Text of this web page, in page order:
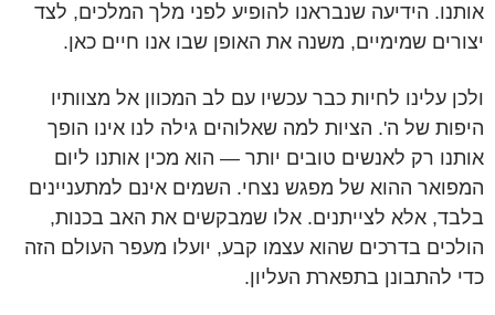
אותנו. הידיעה שנבראנו להופיע לפני מלך המלכים, לצד
יצורים שמימיים, משנה את האופן שבו אנו חיים כאן.
ולכן עלינו לחיות כבר עכשיו עם לב המכוון אל מצוותיו
היפות של ה'. הציות למה שאלוהים גילה לנו אינו הופך
אותנו רק לאנשים טובים יותר — הוא מכין אותנו ליום
המפואר ההוא של מפגש נצחי. השמים אינם למתעניינים
בלבד, אלא לצייתנים. אלו שמבקשים את האב בכנות,
הולכים בדרכים שהוא עצמו קבע, יועלו מעפר העולם הזה
כדי להתבונן בתפארת העליון.